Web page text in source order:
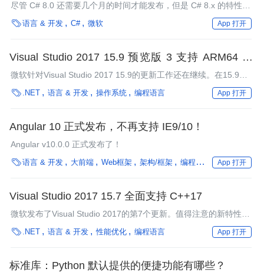
尽管 C# 8.0 还需要几个月的时间才能发布，但是 C# 8.x 的特性计
划已经开始了。
语言 & 开发 C# 微软 App 打开
Visual Studio 2017 15.9 预览版 3 支持 ARM64 for
UWP
微软针对Visual Studio 2017 15.9的更新工作还在继续。在15.9的
第三个预览版中，微软宣布支持ARM64平台上的UWP应用程序，
并扩展了TypeScript开发人员可以使用的功能。和通常的情况一
 .NET 语言 & 开发 操作系统 编程语言 App 打开
Angular 10 正式发布，不再支持 IE9/10！
Angular v10.0.0 正式发布了！
语言 & 开发 大前端 Web框架 架构/框架 编程语言 框架
App 打开
Visual Studio 2017 15.7 全面支持 C++17
微软发布了Visual Studio 2017的第7个更新。值得注意的新特性包
括：全面支持C++17、经过改进的安装器、大多数开发人员都可以
从中获益的开发体验改善。
 .NET 语言 & 开发 性能优化 编程语言 App 打开
标准库：Python 默认提供的便捷功能有哪些？